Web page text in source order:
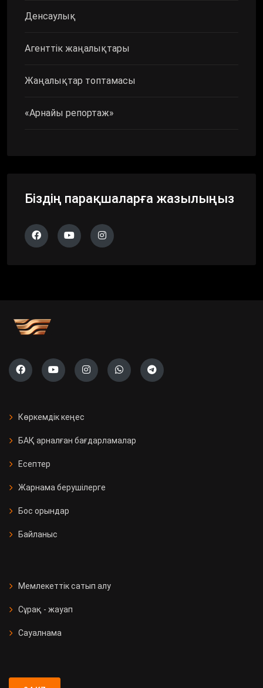
Денсаулық
Агенттік жаңалықтары
Жаңалықтар топтамасы
«Арнайы репортаж»
Біздің парақшаларға жазылыңыз
Көркемдік кеңес
БАҚ арналған бағдарламалар
Есептер
Жарнама берушілерге
Бос орындар
Байланыс
Мемлекеттік сатып алу
Сұрақ - жауап
Сауалнама